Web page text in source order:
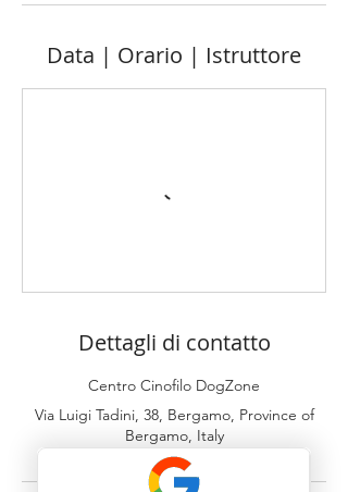
Data | Orario | Istruttore
Dettagli di contatto
Centro Cinofilo DogZone
Via Luigi Tadini, 38, Bergamo, Province of
Bergamo, Italy